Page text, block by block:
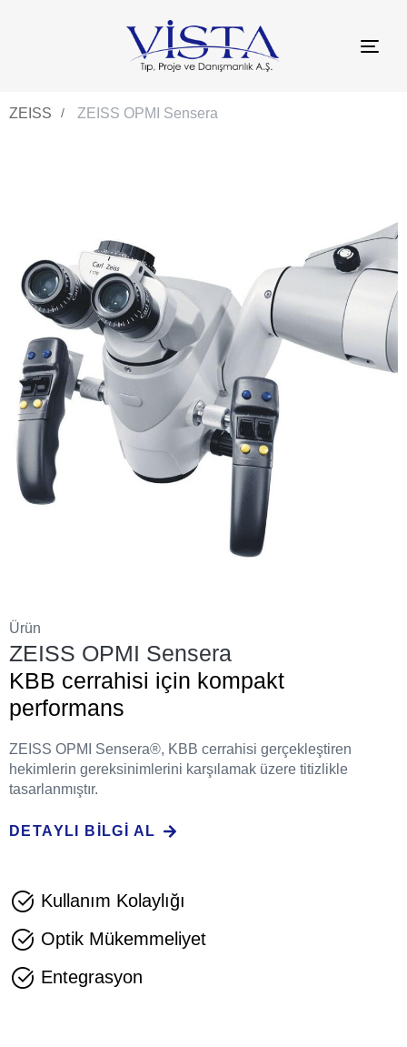
ZEISS ZEISS OPMI Sensera
Ürün
ZEISS OPMI Sensera
KBB cerrahisi için kompakt
performans
ZEISS OPMI Sensera®, KBB cerrahisi gerçekleştiren
hekimlerin gereksinimlerini karşılamak üzere titizlikle
tasarlanmıştır.
DETAYLI BILGI AL
Kullanım Kolaylığı
Optik Mükemmeliyet
Entegrasyon